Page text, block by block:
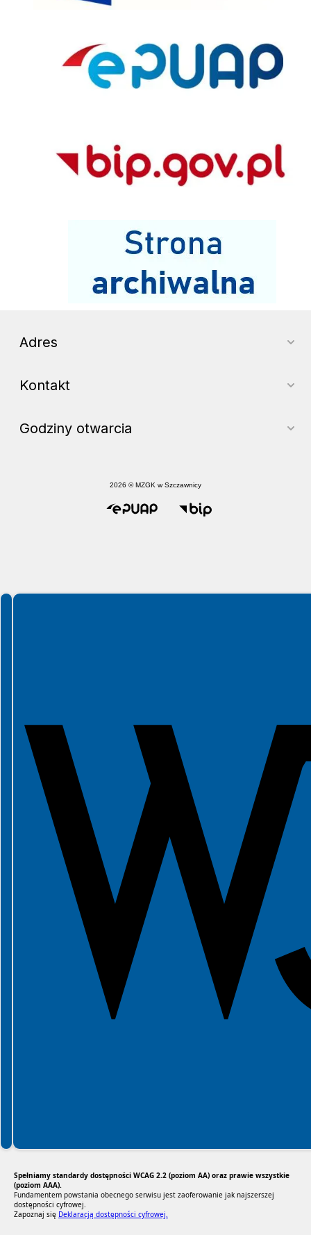
Adres
Kontakt
Godziny otwarcia
2026 © MZGK w Szczawnicy
Spełniamy standardy WCAG 2.2
Spełniamy standardy W3C
Spełniamy standardy dostępności WCAG 2.2 (poziom AA) oraz prawie wszystkie
(poziom AAA).
Fundamentem powstania obecnego serwisu jest zaoferowanie jak najszerszej
dostępności cyfrowej.
Zapoznaj się Deklaracją dostępności cyfrowej.